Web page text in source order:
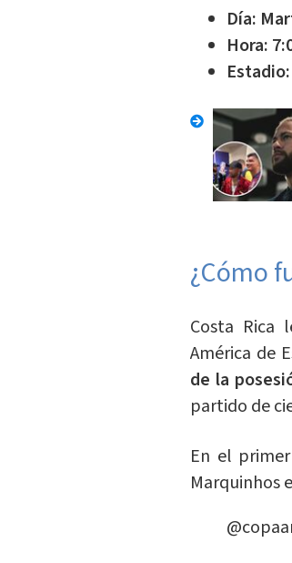
Día:
Hora:
¿Cómo
Costa
América de
de la
partido de
En el
Marquinhos